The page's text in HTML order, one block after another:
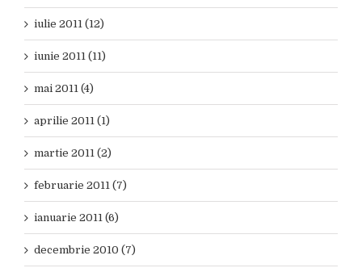
iulie 2011 (12)
iunie 2011 (11)
mai 2011 (4)
aprilie 2011 (1)
martie 2011 (2)
februarie 2011 (7)
ianuarie 2011 (6)
decembrie 2010 (7)